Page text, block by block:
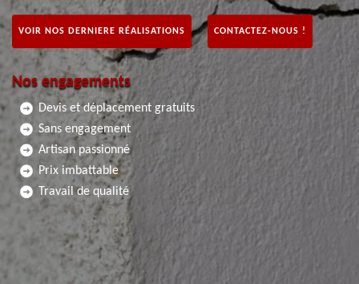
VOIR NOS DERNIERE RÉALISATIONS CONTACTEZ-NOUS !
Nos engagements
Devis et déplacement gratuits
Sans engagement
Artisan passionné
Prix imbattable
Travail de qualité